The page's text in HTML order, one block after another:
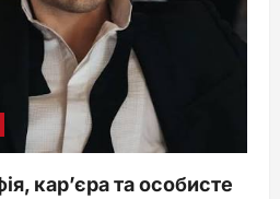
кар’єра та особисте